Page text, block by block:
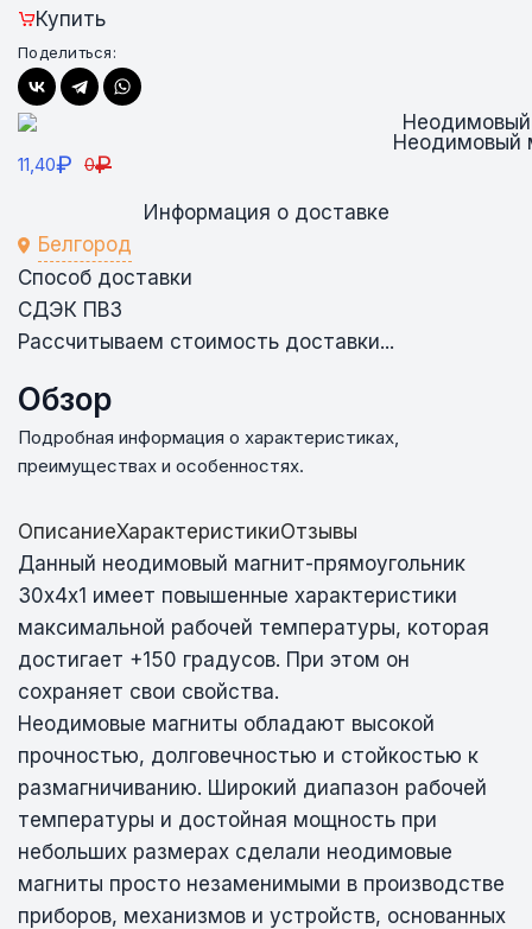
Купить
Поделиться:
Неодимовый
11,40₽ 0₽
Информация о доставке
Белгород
Способ доставки
СДЭК ПВЗ
Рассчитываем стоимость доставки...
Обзор
Подробная информация о характеристиках,
преимуществах и особенностях.
ОписаниеХарактеристикиОтзывы
Данный неодимовый магнит-прямоугольник
30х4х1 имеет повышенные характеристики
максимальной рабочей температуры, которая
достигает +150 градусов. При этом он
сохраняет свои свойства.
Неодимовые магниты обладают высокой
прочностью, долговечностью и стойкостью к
размагничиванию. Широкий диапазон рабочей
температуры и достойная мощность при
небольших размерах сделали неодимовые
магниты просто незаменимыми в производстве
приборов, механизмов и устройств, основанных